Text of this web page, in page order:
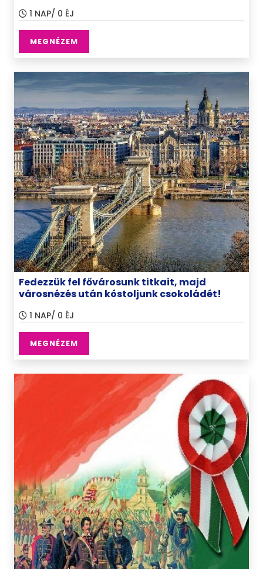
1 NAP/ 0 ÉJ
MEGNÉZEM
Fedezzük fel fővárosunk titkait, majd
városnézés után kóstoljunk csokoládét!
1 NAP/ 0 ÉJ
MEGNÉZEM